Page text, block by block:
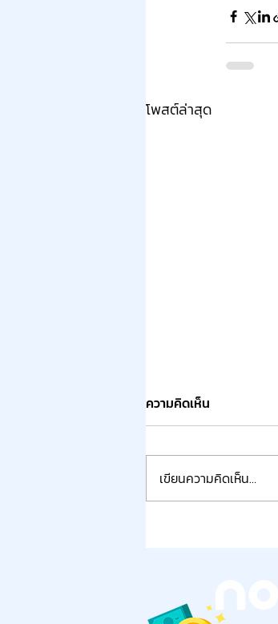
โพสต์ล่าสุด
ความคิดเห็น
เขียนความคิดเห็น…